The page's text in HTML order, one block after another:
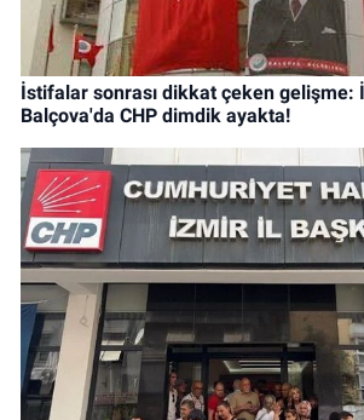
İstifalar sonrası dikkat çeken gelişme:
Balçova'da CHP dimdik ayakta!